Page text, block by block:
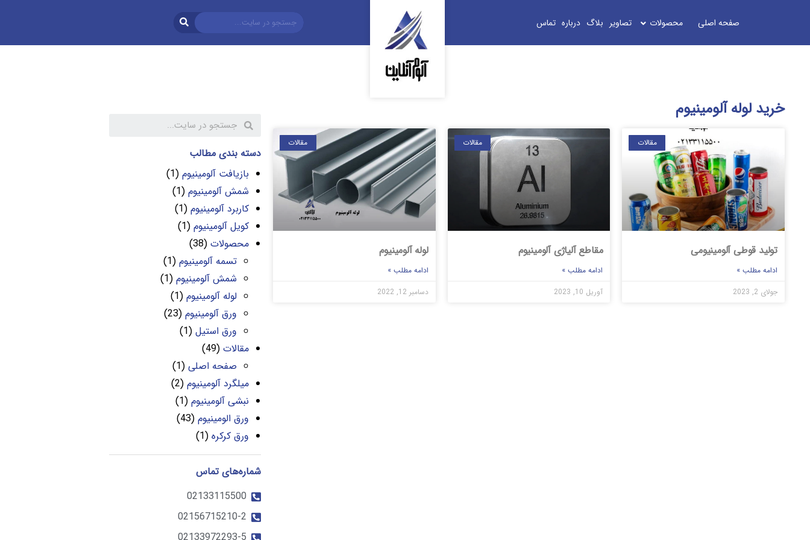
صفحه اصلی محصولات تصاویر بلاگ درباره تماس
خرید لوله آلومینیوم
مقالات
تولید قوطی آلومینیومی
ادامه مطلب »
جولای 2, 2023
مقالات
مقاطع آلیاژی آلومینیوم
ادامه مطلب »
آوریل 10, 2023
مقالات
لوله آلومینیوم
ادامه مطلب »
دسامبر 12, 2022
دسته بندی مطالب
بازیافت آلومینیوم (1)
شمش آلومینیوم (1)
کاربرد آلومینیوم (1)
کویل آلومینیوم (1)
محصولات (38)
تسمه آلومینیوم (1)
شمش آلومینیوم (1)
لوله آلومینیوم (1)
ورق آلومینیوم (23)
ورق استیل (1)
مقالات (49)
صفحه اصلی (1)
میلگرد آلومینیوم (2)
نبشی آلومینیوم (1)
ورق الومینیوم (43)
ورق کرکره (1)
شماره‌های تماس
02133115500
02156715210-2